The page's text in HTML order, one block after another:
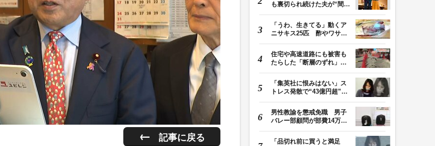
記事に戻る
も裏切られ続けた夫が“間
「うわ、生きてる」動くア
ニサキス25匹 酢やワサビ
住宅や高速道路にも被害も
たらした「断層のずれ」
「集英社に恨みはない」ス
トレス発散で“43億円超”の
男性教諭を懲戒免職 男子
バレー部顧問が部費14万円
「品切れ前に買うと満足